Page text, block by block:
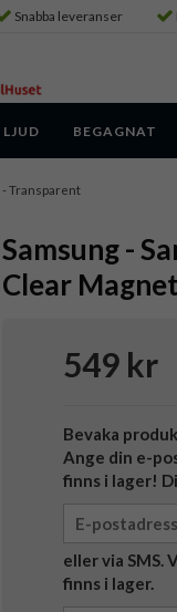
Snabba leveranser
LJUD BEGAGNAT
- Transparent
Samsung -
Clear
549 kr
Bevaka
Ange din e-
finns i lager!
eller via SMS.
finns i lager.